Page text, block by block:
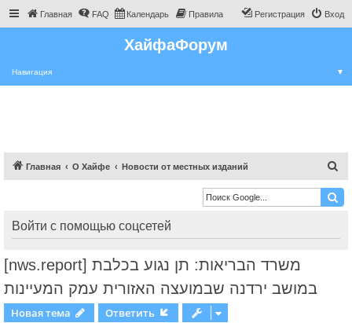
Главная FAQ Календарь Правила Вход
Регистрация
ХайфаФорум
Навигация ▼
Главная О Хайфе Новости от местных изданий
и
к
Войти с помощью соцсетей
[nws.report] משרד הבריאות: תן נגוע בכלבת
במושב ירדנה שבמועצה האזורית עמק המעיינות
Новая тема
Ответить